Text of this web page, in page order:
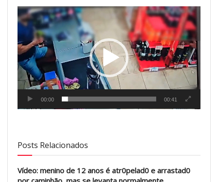
Tocador
de
vídeo
00:00 00:41
Posts Relacionados
Vídeo: menino de 12 anos é atr0pelad0 e arrastad0